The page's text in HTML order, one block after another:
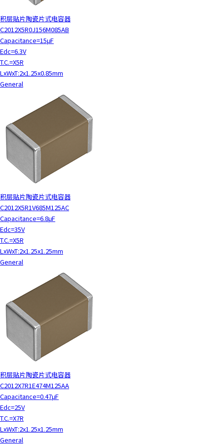
积层贴片陶瓷片式电容器
C2012X5R0J156M085AB
Capacitance=15μF
Edc=6.3V
T.C.=X5R
LxWxT:2x1.25x0.85mm
General
积层贴片陶瓷片式电容器
C2012X5R1V685M125AC
Capacitance=6.8μF
Edc=35V
T.C.=X5R
LxWxT:2x1.25x1.25mm
General
积层贴片陶瓷片式电容器
C2012X7R1E474M125AA
Capacitance=0.47μF
Edc=25V
T.C.=X7R
LxWxT:2x1.25x1.25mm
General